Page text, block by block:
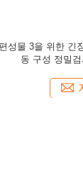
직물 드라이어 기계를 말리는 기계 프리시링크
지를 말리는